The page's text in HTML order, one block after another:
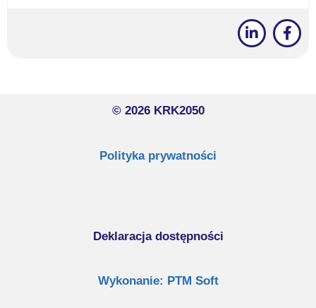
© 2026 KRK2050
Polityka prywatności
Deklaracja dostępności
Wykonanie: PTM Soft